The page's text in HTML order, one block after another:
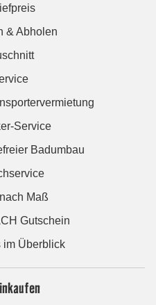
& Abholen
Service
Badumbau
Maß
Gutschein
im Überblick